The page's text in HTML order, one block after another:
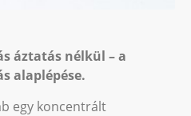
áztatás nélkül – a
alaplépése.
egy koncentrált